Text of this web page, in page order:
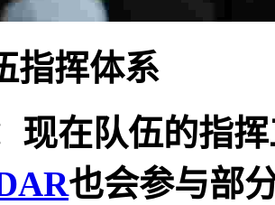
指挥体系
现在队伍的指
也会参与部